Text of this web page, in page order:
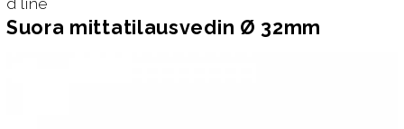
Suora mittatilausvedin Ø 32mm